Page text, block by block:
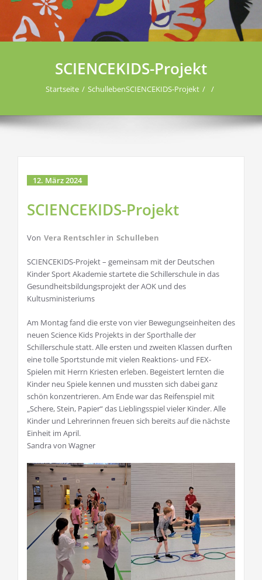
SCIENCEKIDS-Projekt
Startseite SchullebenSCIENCEKIDS-Projekt
12. März 2024
SCIENCEKIDS-Projekt
Von Vera Rentschler in Schulleben
SCIENCEKIDS-Projekt – gemeinsam mit der Deutschen
Kinder Sport Akademie startete die Schillerschule in das
Gesundheitsbildungsprojekt der AOK und des
Kultusministeriums
Am Montag fand die erste von vier Bewegungseinheiten des
neuen Science Kids Projekts in der Sporthalle der
Schillerschule statt. Alle ersten und zweiten Klassen durften
eine tolle Sportstunde mit vielen Reaktions- und FEX-
Spielen mit Herrn Kriesten erleben. Begeistert lernten die
Kinder neu Spiele kennen und mussten sich dabei ganz
schön konzentrieren. Am Ende war das Reifenspiel mit
„Schere, Stein, Papier“ das Lieblingsspiel vieler Kinder. Alle
Kinder und Lehrerinnen freuen sich bereits auf die nächste
Einheit im April.
Sandra von Wagner